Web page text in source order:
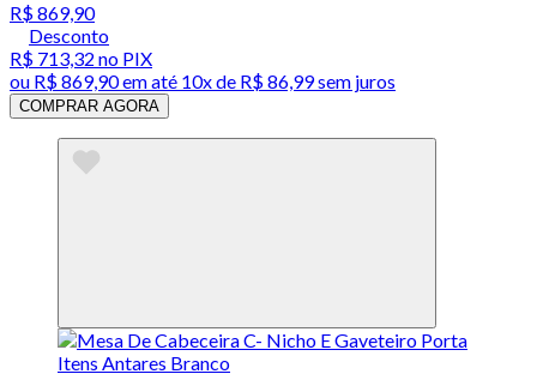
R$ 869,90
Desconto
R$ 713,32 no PIX
ou R$ 869,90em até 10x de R$ 86,99 sem juros
COMPRAR AGORA